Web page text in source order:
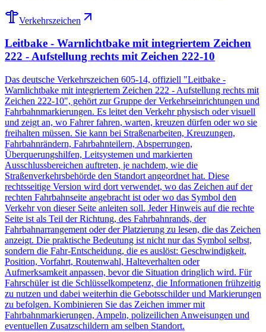
Verkehrszeichen
Leitbake - Warnlichtbake mit integriertem Zeichen
222 - Aufstellung rechts mit Zeichen 222-10
Das deutsche Verkehrszeichen 605-14, offiziell "Leitbake -
Warnlichtbake mit integriertem Zeichen 222 - Aufstellung rechts mit
Zeichen 222-10", gehört zur Gruppe der Verkehrseinrichtungen und
Fahrbahnmarkierungen. Es leitet den Verkehr physisch oder visuell
und zeigt an, wo Fahrer fahren, warten, kreuzen dürfen oder wo sie
freihalten müssen. Sie kann bei Straßenarbeiten, Kreuzungen,
Fahrbahnrändern, Fahrbahnteilern, Absperrungen,
Überquerungshilfen, Leitsystemen und markierten
Ausschlussbereichen auftreten, je nachdem, wie die
Straßenverkehrsbehörde den Standort angeordnet hat. Diese
rechtsseitige Version wird dort verwendet, wo das Zeichen auf der
rechten Fahrbahnseite angebracht ist oder wo das Symbol den
Verkehr von dieser Seite anleiten soll. Jeder Hinweis auf die rechte
Seite ist als Teil der Richtung, des Fahrbahnrands, der
Fahrbahnarrangement oder der Platzierung zu lesen, die das Zeichen
anzeigt. Die praktische Bedeutung ist nicht nur das Symbol selbst,
sondern die Fahr-Entscheidung, die es auslöst: Geschwindigkeit,
Position, Vorfahrt, Routenwahl, Halteverhalten oder
Aufmerksamkeit anpassen, bevor die Situation dringlich wird. Für
Fahrschüler ist die Schlüsselkompetenz, die Informationen frühzeitig
zu nutzen und dabei weiterhin die Gebotsschilder und Markierungen
zu befolgen. Kombinieren Sie das Zeichen immer mit
Fahrbahnmarkierungen, Ampeln, polizeilichen Anweisungen und
eventuellen Zusatzschildern am selben Standort.